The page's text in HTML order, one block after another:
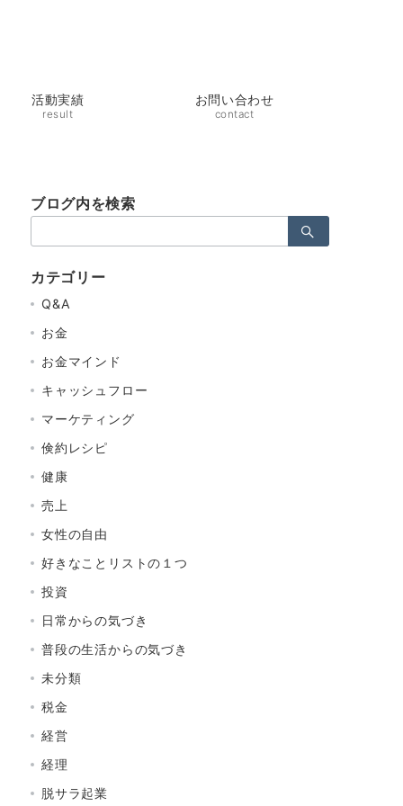
活動実績
result
お問い合わせ
contact
ブログ内を検索
索：
カテゴリー
Q&A
お金
お金マインド
キャッシュフロー
マーケティング
倹約レシピ
健康
売上
女性の自由
好きなことリストの１つ
投資
日常からの気づき
普段の生活からの気づき
未分類
税金
経営
経理
脱サラ起業